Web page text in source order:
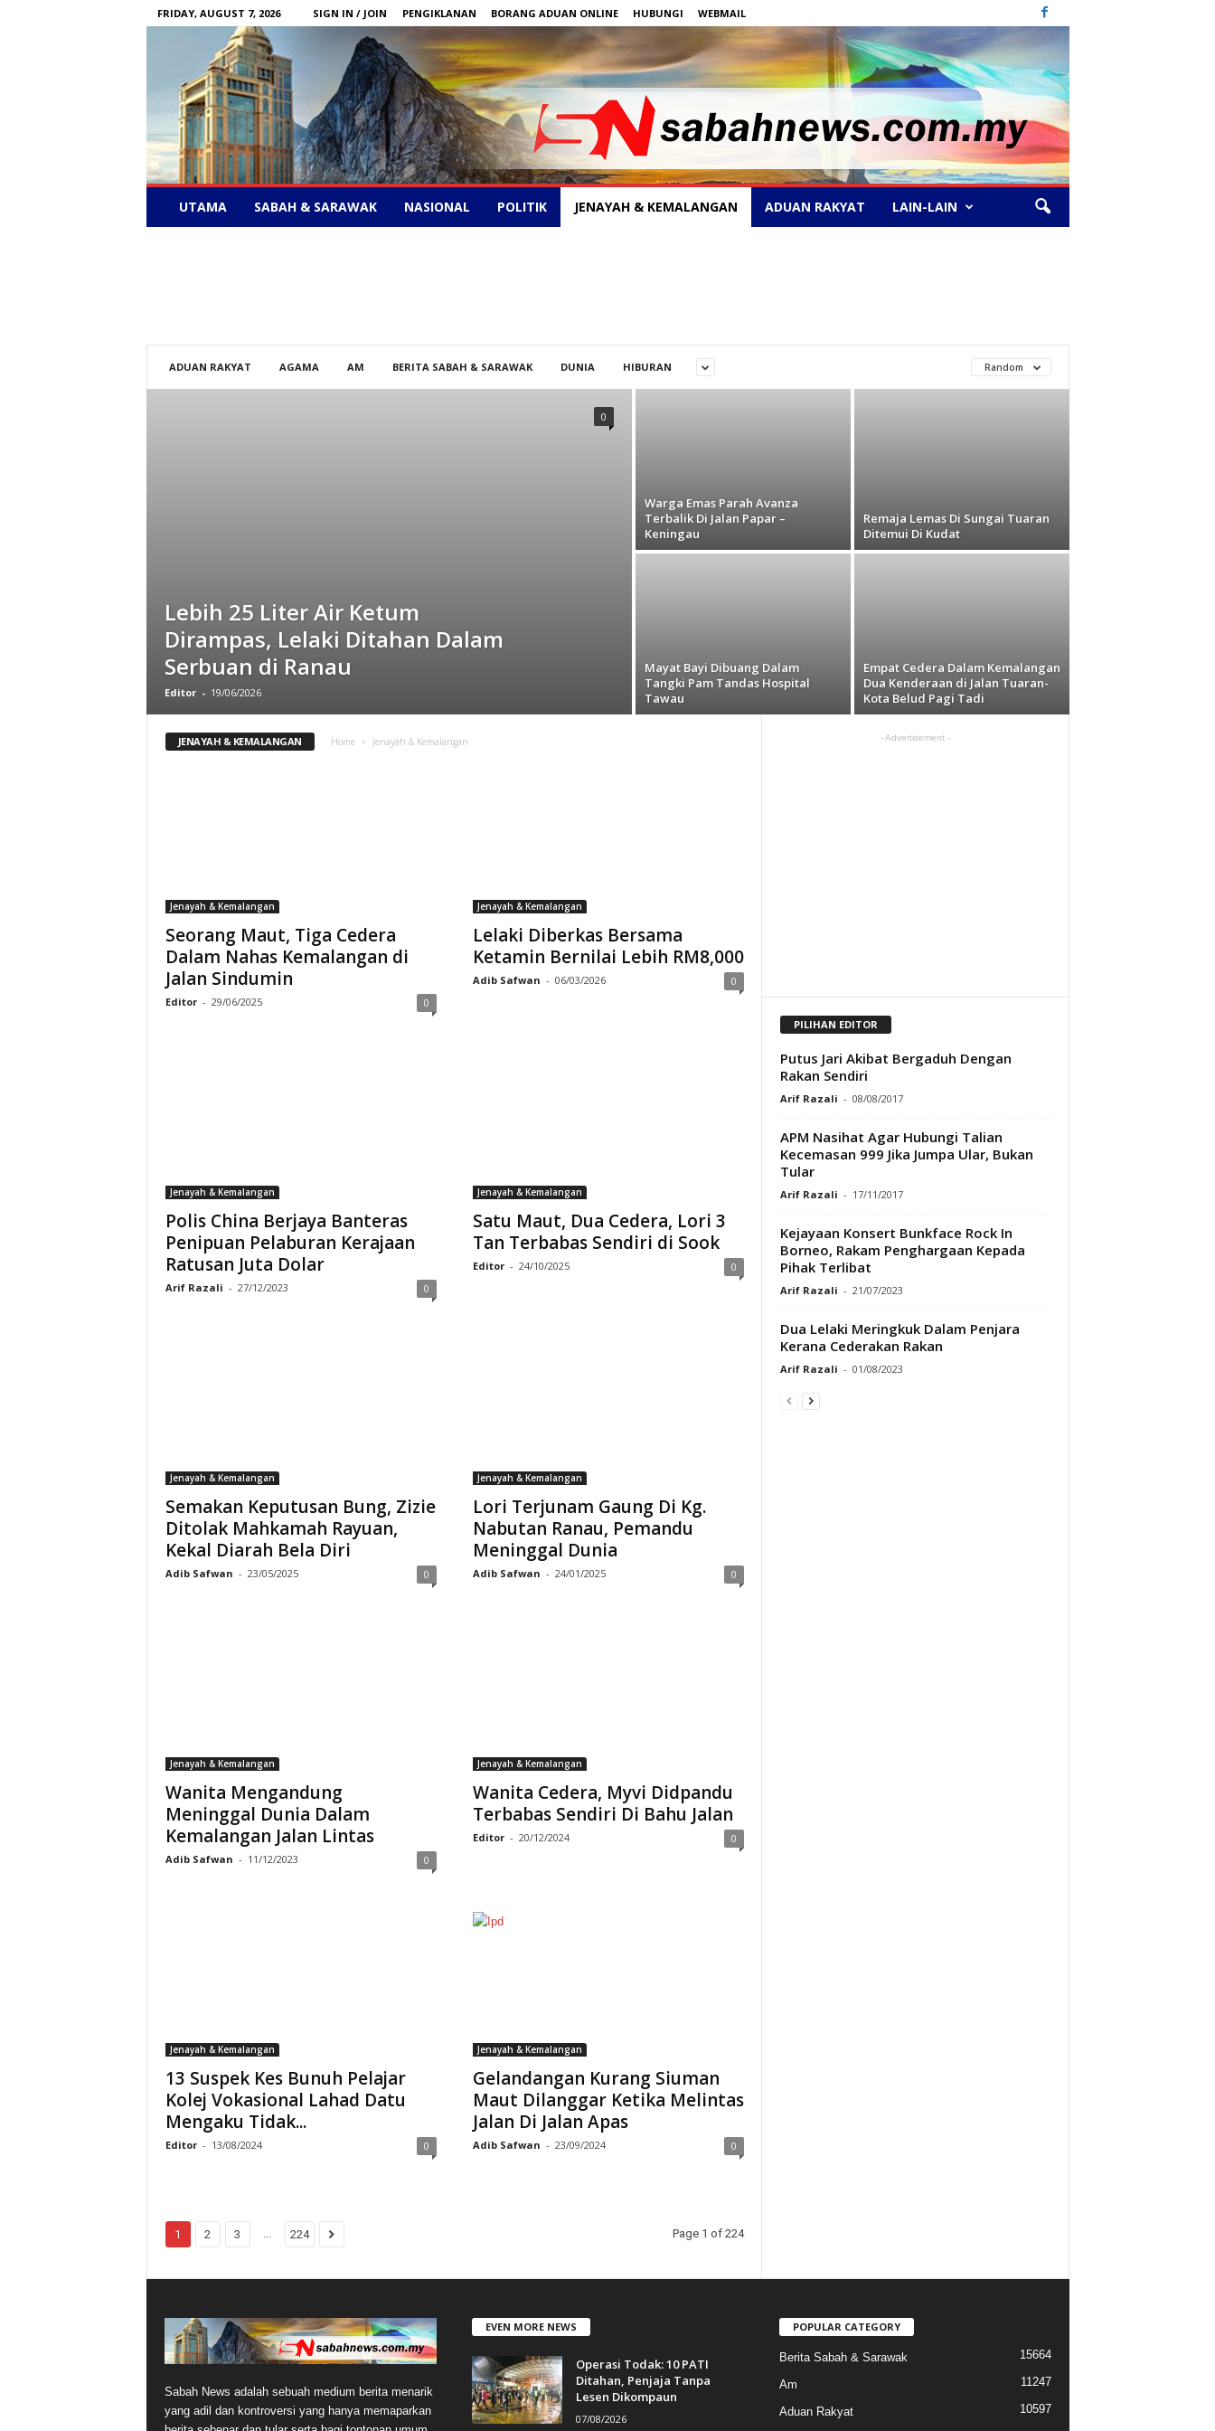
FRIDAY, AUGUST 7, 2026 SIGN IN / JOIN PENGIKLANAN BORANG ADUAN ONLINE HUBUNGI WEBMAIL
–
UTAMA SABAH & SARAWAK NASIONAL POLITIK JENAYAH & KEMALANGAN ADUAN RAKYAT LAIN-LAIN
ADUAN RAKYAT AGAMA AM BERITA SABAH & SARAWAK DUNIA HIBURAN Random
Lebih 25 Liter Air Ketum
Dirampas, Lelaki Ditahan Dalam
Serbuan di Ranau
Editor - 19/06/2026
0
Warga Emas Parah Avanza
Terbalik Di Jalan Papar –
Keningau
Remaja Lemas Di Sungai Tuaran
Ditemui Di Kudat
Mayat Bayi Dibuang Dalam
Tangki Pam Tandas Hospital
Tawau
Empat Cedera Dalam Kemalangan
Dua Kenderaan di Jalan Tuaran-
Kota Belud Pagi Tadi
JENAYAH & KEMALANGAN Home Jenayah & Kemalangan
Jenayah & Kemalangan
Seorang Maut, Tiga Cedera
Dalam Nahas Kemalangan di
Jalan Sindumin
Editor - 29/06/2025 0
Jenayah & Kemalangan
Lelaki Diberkas Bersama
Ketamin Bernilai Lebih RM8,000
Adib Safwan - 06/03/2026 0
Jenayah & Kemalangan
Polis China Berjaya Banteras
Penipuan Pelaburan Kerajaan
Ratusan Juta Dolar
Arif Razali - 27/12/2023 0
Jenayah & Kemalangan
Satu Maut, Dua Cedera, Lori 3
Tan Terbabas Sendiri di Sook
Editor - 24/10/2025 0
Jenayah & Kemalangan
Semakan Keputusan Bung, Zizie
Ditolak Mahkamah Rayuan,
Kekal Diarah Bela Diri
Adib Safwan - 23/05/2025 0
Jenayah & Kemalangan
Lori Terjunam Gaung Di Kg.
Nabutan Ranau, Pemandu
Meninggal Dunia
Adib Safwan - 24/01/2025 0
Jenayah & Kemalangan
Wanita Mengandung
Meninggal Dunia Dalam
Kemalangan Jalan Lintas
Adib Safwan - 11/12/2023 0
Jenayah & Kemalangan
Wanita Cedera, Myvi Didpandu
Terbabas Sendiri Di Bahu Jalan
Editor - 20/12/2024 0
Jenayah & Kemalangan
13 Suspek Kes Bunuh Pelajar
Kolej Vokasional Lahad Datu
Mengaku Tidak...
Editor - 13/08/2024 0
Jenayah & Kemalangan
Gelandangan Kurang Siuman
Maut Dilanggar Ketika Melintas
Jalan Di Jalan Apas
Adib Safwan - 23/09/2024 0
1 2 3 ... 224 Page 1 of 224
- Advertisement -
PILIHAN EDITOR
Putus Jari Akibat Bergaduh Dengan
Rakan Sendiri
Arif Razali - 08/08/2017
APM Nasihat Agar Hubungi Talian
Kecemasan 999 Jika Jumpa Ular, Bukan
Tular
Arif Razali - 17/11/2017
Kejayaan Konsert Bunkface Rock In
Borneo, Rakam Penghargaan Kepada
Pihak Terlibat
Arif Razali - 21/07/2023
Dua Lelaki Meringkuk Dalam Penjara
Kerana Cederakan Rakan
Arif Razali - 01/08/2023
Sabah News adalah sebuah medium berita menarik
yang adil dan kontroversi yang hanya memaparkan
EVEN MORE NEWS
Operasi Todak: 10 PATI
Ditahan, Penjaja Tanpa
Lesen Dikompaun
07/08/2026
POPULAR CATEGORY
Berita Sabah & Sarawak 15664
Am 11247
Aduan Rakyat
10597